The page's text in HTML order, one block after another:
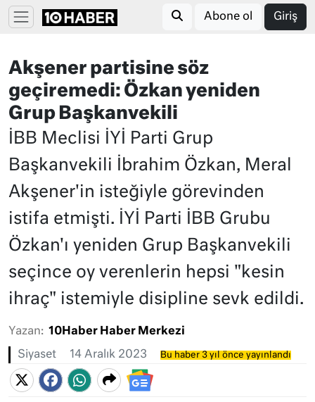
Abone ol Giriş
Akşener partisine söz
geçiremedi: Özkan yeniden
Grup Başkanvekili
İBB Meclisi İYİ Parti Grup
Başkanvekili İbrahim Özkan, Meral
Akşener'in isteğiyle görevinden
istifa etmişti. İYİ Parti İBB Grubu
Özkan'ı yeniden Grup Başkanvekili
seçince oy verenlerin hepsi "kesin
ihraç" istemiyle disipline sevk edildi.
Yazan: 10Haber Haber Merkezi
Siyaset 14 Aralık 2023 Bu haber 3 yıl önce yayınlandı